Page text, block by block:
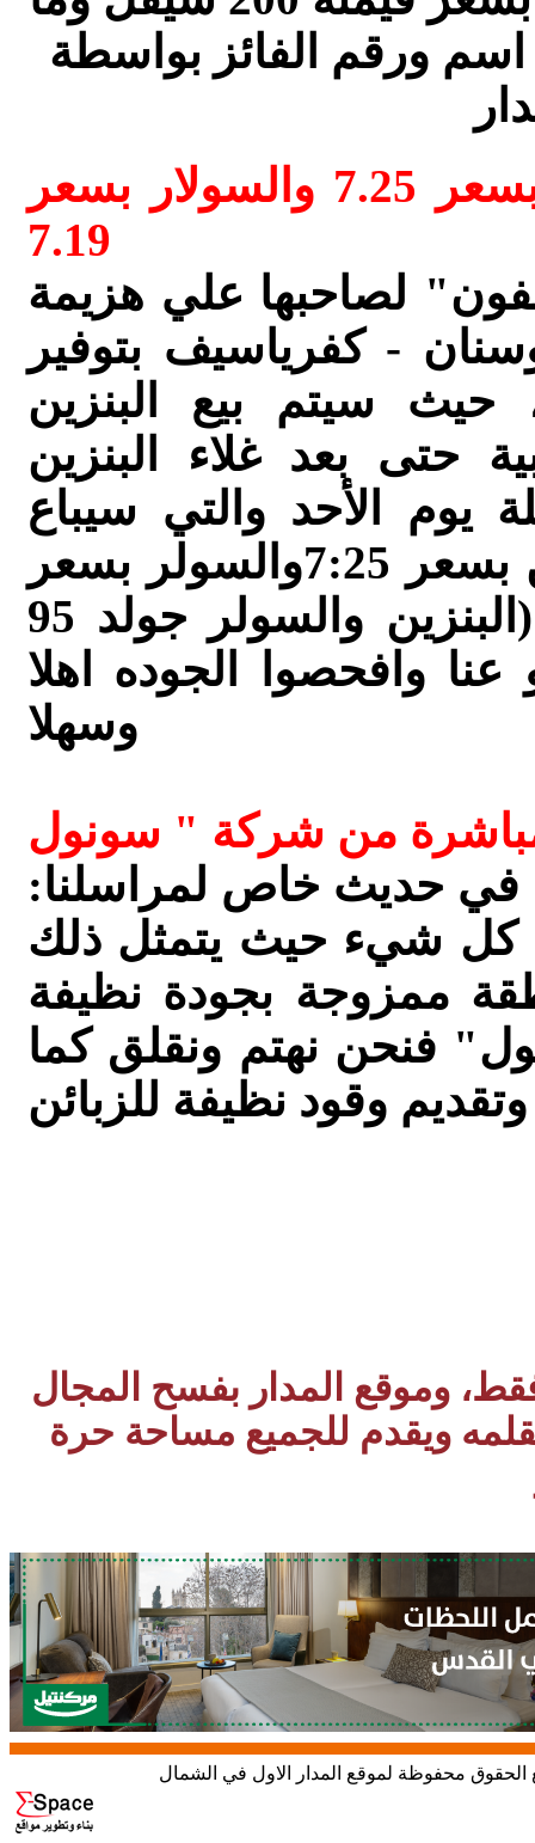
سيعلن اسم ورقم الفائز بواسطة
ملك الشارع يواصل بيع البنزين بسعر 7.25 والسولار بسعر
7.19
لصاحبها علي هزيمة
- كفرياسيف بتوفير
حيث سيتم بيع البنزين
حتى بعد غلاء البنزين
يوم الأحد والتي سيباع
لغاية نهاية شهر 05/2014، البنزين بسعر 7:25والسولر بسعر
7:19مباشرة من شركة سونول (البنزين والسولر جولد 95
وافحصوا الجوده اهلا
وسهلا
مباشرة من شركة " سونول
في حديث خاص لمراسلنا:
كل شيء حيث يتمثل ذلك
ممزوجة بجودة نظيفة
فنحن نهتم ونقلق كما
وموقع المدار بفسح المجال
ويقدم للجميع مساحة حرة